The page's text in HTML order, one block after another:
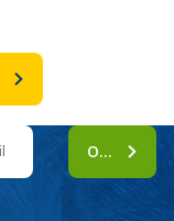
ODOBERAŤ